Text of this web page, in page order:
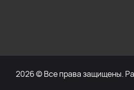
2026 © Все права защищены.